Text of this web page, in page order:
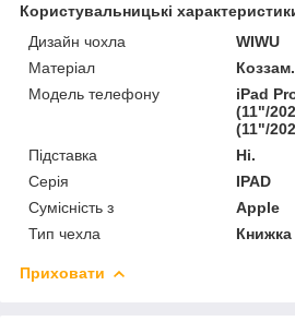
Користувальницькі
Дизайн чохла
WIWU
Матеріал
Модель телефону
iPad
(11"/
(11"/
Підставка
Ні.
Серія
IPAD
Сумісність з
Apple
Тип чехла
Книжка
Приховати